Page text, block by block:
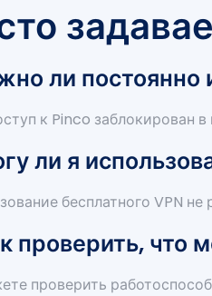
ли постоянно
к Pinco заблокирован
ли я
бесплатного VPN
проверить, что
проверить